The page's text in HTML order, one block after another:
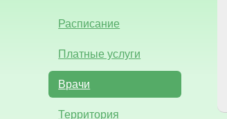
Расписание
Платные услуги
Врачи
Территория